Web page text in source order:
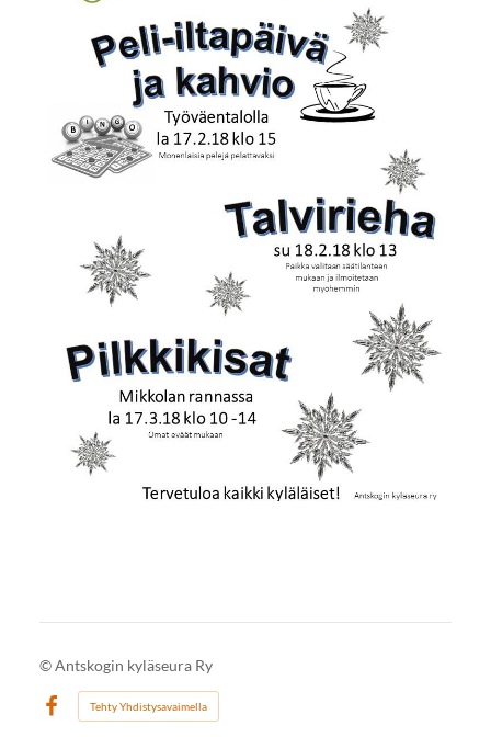
©Antskogin kyläseura Ry
Facebook
Tehty Yhdistysavaimella